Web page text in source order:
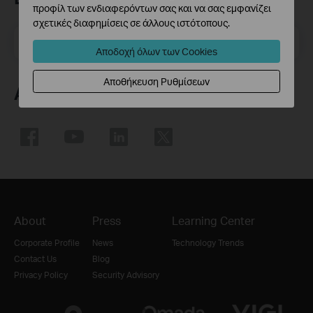
Διεύθυνση ηλεκτρονικού
ταχυδρομείου
Εγγραφείτε
Ακολουθήστε μας
About
Corporate Profile
Contact Us
Privacy Policy
Press
News
Blog
Security Advisory
Learning Center
Technology Trends
προφίλ των ενδιαφερόντων σας και να σας εμφανίζει
σχετικές διαφημίσεις σε άλλους ιστότοπους.
Αποδοχή όλων των Cookies
Αποθήκευση Ρυθμίσεων